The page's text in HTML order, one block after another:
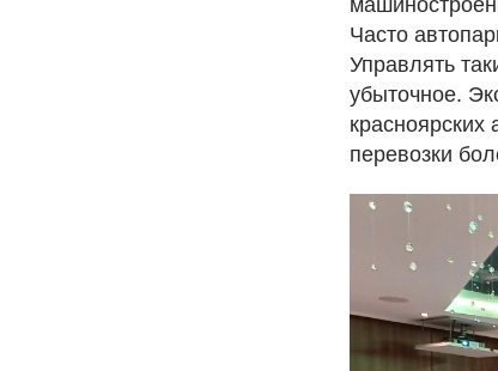
Часто
Управлять
убыточное.
красноярских
перевозки